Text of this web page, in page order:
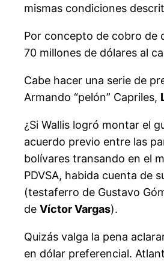
mismas condiciones
Por concepto de cobro de
70 millones de dólares al
Cabe hacer una serie de
Armando “pelón” Capriles,
¿Si Wallis logró montar el
acuerdo previo entre las
bolívares transando en el
PDVSA, habida cuenta de
(testaferro de Gustavo
de Víctor Vargas).
Quizás valga la pena
en dólar preferencial.